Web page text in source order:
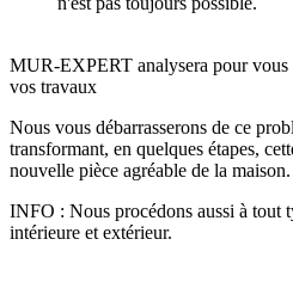
MUR-EXPERT analysera pour vous
vos travaux
Nous vous débarrasserons de ce
transformant, en quelques étapes,
nouvelle pièce agréable de la maison.
INFO : Nous procédons aussi à tout
intérieure et extérieur.